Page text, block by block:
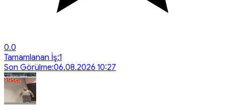
0.0
Tamamlanan İş:1
Son Görülme:06.08.2026 10:27